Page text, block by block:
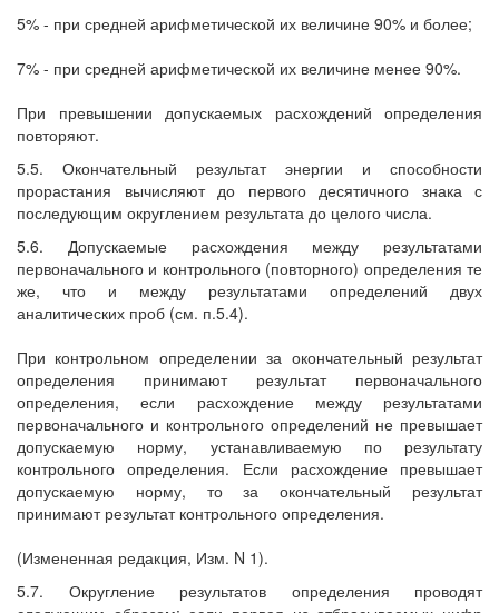
5% - при средней арифметической их величине 90% и более;
7% - при средней арифметической их величине менее 90%.
При превышении допускаемых расхождений определения
повторяют.
5.5. Окончательный результат энергии и способности
прорастания вычисляют до первого десятичного знака с
последующим округлением результата до целого числа.
5.6. Допускаемые расхождения между результатами
первоначального и контрольного (повторного) определения те
же, что и между результатами определений двух
аналитических проб (см. п.5.4).
При контрольном определении за окончательный результат
определения принимают результат первоначального
определения, если расхождение между результатами
первоначального и контрольного определений не превышает
допускаемую норму, устанавливаемую по результату
контрольного определения. Если расхождение превышает
допускаемую норму, то за окончательный результат
принимают результат контрольного определения.
(Измененная редакция, Изм. N 1).
5.7. Округление результатов определения проводят